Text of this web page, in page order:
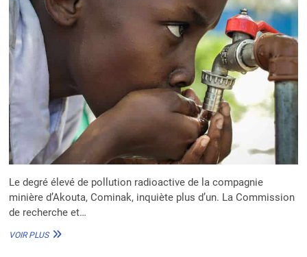
Le degré élevé de pollution radioactive de la compagnie
minière d’Akouta, Cominak, inquiète plus d’un. La Commission
de recherche et…
VOIR PLUSNIGER